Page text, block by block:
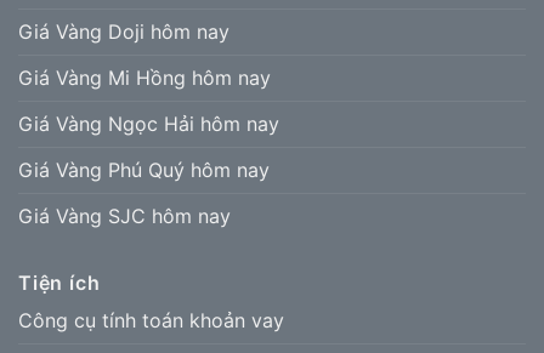
Giá Vàng Doji hôm nay
Giá Vàng Mi Hồng hôm nay
Giá Vàng Ngọc Hải hôm nay
Giá Vàng Phú Quý hôm nay
Giá Vàng SJC hôm nay
Tiện ích
Công cụ tính toán khoản vay